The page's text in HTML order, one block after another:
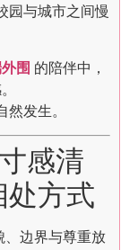
园与城市之间慢
围 的陪伴中，
发生。
感清
处方式
、边界与尊重放